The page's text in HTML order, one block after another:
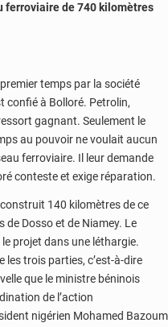
ferroviaire de 740 kilomètres
temps par la société
confié à Bolloré. Petrolin,
gagnant. Seulement le
au pouvoir ne voulait aucun
ferroviaire. Il leur demande
conteste et exige réparation.
140 kilomètres de ce
de Dosso et de Niamey. Le
projet dans une léthargie.
les trois parties, c’est-à-dire
que le ministre béninois
de l’action
nigérien Mohamed Bazoum